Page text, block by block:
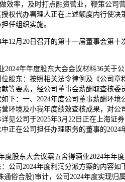
率，及时打点融资营业，鞭策公司营
权代办署理人正在上述额度内行使决
任组织实施。
月20日召开的第十一届董事会第十
年年度股东大会会议材料36关于公
股东：按照相关法令律例及《公司章
等要素，经公司董事会薪酬取查核委
下：一、2024年度公司董事薪酬环
环境及小我年度绩效查核成果，对公
见公司于2025年3月22日正在上海证
正在公司担任办理职务的董事的2024
股东大会议案五舍得酒业2024年年度
公司2024年度利润分派方案的内容如
俗合股)审计，公司2024年度实现归